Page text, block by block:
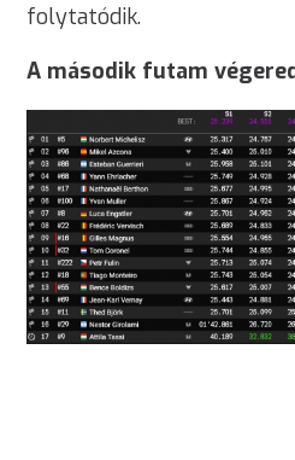
folytatódik.
A második futam